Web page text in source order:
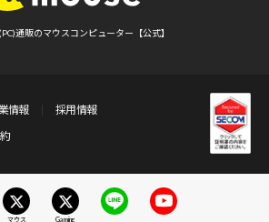
通販のマウスコンピューター【公式】
情報
採用情報
マウス Gaming